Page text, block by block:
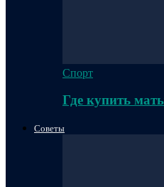
Спорт
Где купить
Советы